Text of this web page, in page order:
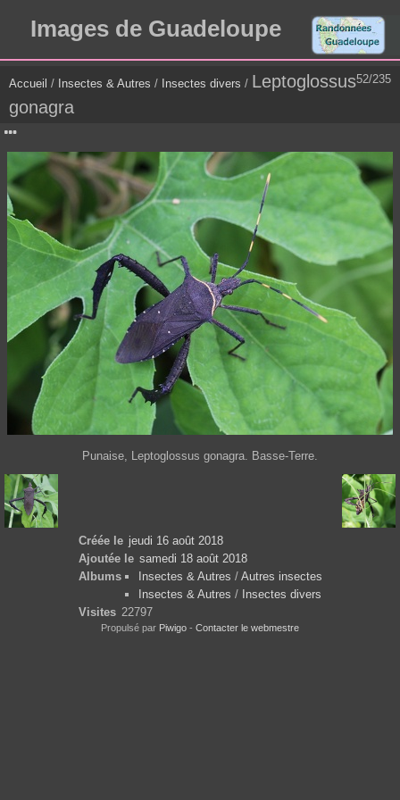
Images de Guadeloupe
52/235
Accueil / Insectes & Autres / Insectes divers / Leptoglossus
gonagra
Punaise, Leptoglossus gonagra. Basse-Terre.
Créée le jeudi 16 août 2018
Ajoutée le samedi 18 août 2018
Albums
Insectes & Autres / Autres insectes
Insectes & Autres / Insectes divers
Visites 22797
Propulsé par Piwigo - Contacter le webmestre